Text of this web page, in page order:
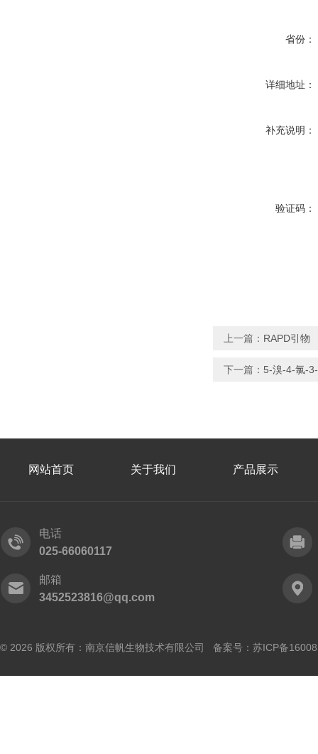
省份：
详细地址：
补充说明：
验证码：
上一篇： RAPD引物
下一篇： 5-溴-4-氯-
网站首页 关于我们 产品展示
电话
025-66060117
邮箱
3452523816@qq.com
© 2026 版权所有：南京信帆生物技术有限公司 备案号： 苏ICP备